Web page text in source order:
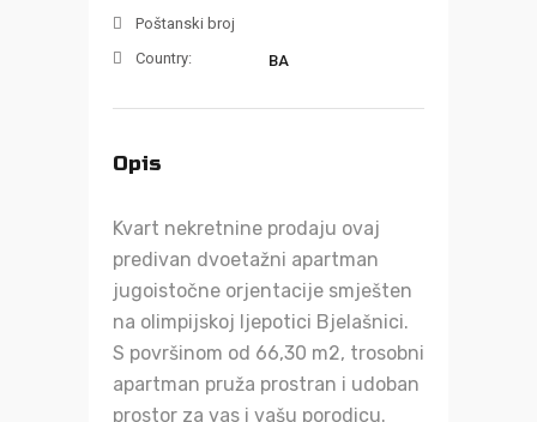
Poštanski broj
Country:
BA
Opis
Kvart nekretnine prodaju ovaj
predivan dvoetažni apartman
jugoistočne orjentacije smješten
na olimpijskoj ljepotici Bjelašnici.
S površinom od 66,30 m2, trosobni
apartman pruža prostran i udoban
prostor za vas i vašu porodicu.